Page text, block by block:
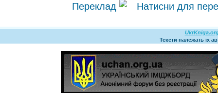
Переклад
Тексти належать їх